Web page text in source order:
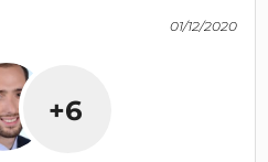
01/12/2020
+6